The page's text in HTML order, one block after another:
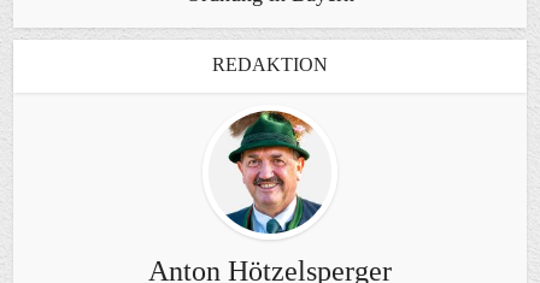
REDAKTION
Anton Hötzelsperger